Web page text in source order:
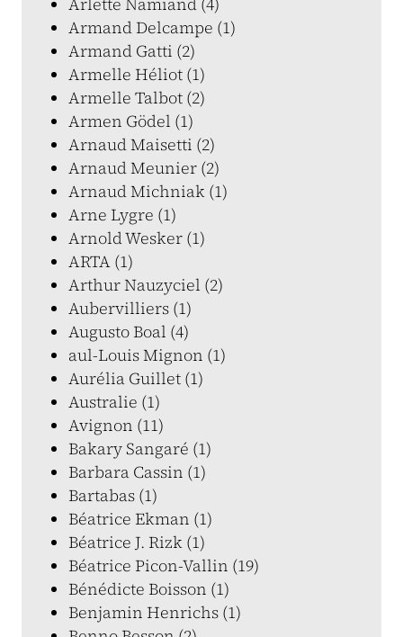
Armand Delcampe (1)
Armand Gatti (2)
Armelle Héliot (1)
Armelle Talbot (2)
Armen Gödel (1)
Arnaud Maisetti (2)
Arnaud Meunier (2)
Arnaud Michniak (1)
Arne Lygre (1)
Arnold Wesker (1)
ARTA (1)
Arthur Nauzyciel (2)
Aubervilliers (1)
Augusto Boal (4)
aul-Louis Mignon (1)
Aurélia Guillet (1)
Australie (1)
Avignon (11)
Bakary Sangaré (1)
Barbara Cassin (1)
Bartabas (1)
Béatrice Ekman (1)
Béatrice J. Rizk (1)
Béatrice Picon-Vallin (19)
Bénédicte Boisson (1)
Benjamin Henrichs (1)